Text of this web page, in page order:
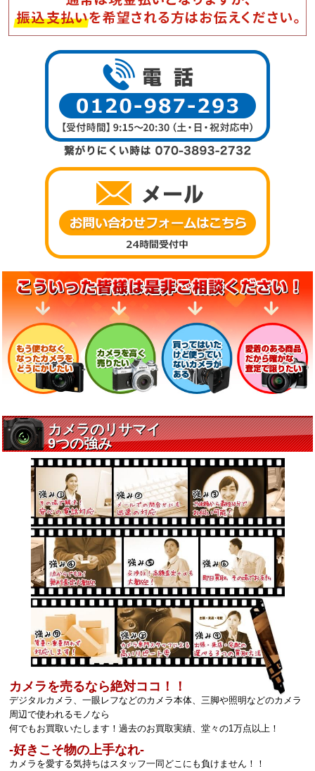
カメラを売るなら絶対ココ！！
デジタルカメラ、一眼レフなどのカメラ本体、三脚や照明などのカメラ
周辺で使われるモノなら
何でもお買取いたします！過去のお買取実績、堂々の1万点以上！
‐好きこそ物の上手なれ‐
カメラを愛する気持ちはスタッフ一同どこにも負けません！！